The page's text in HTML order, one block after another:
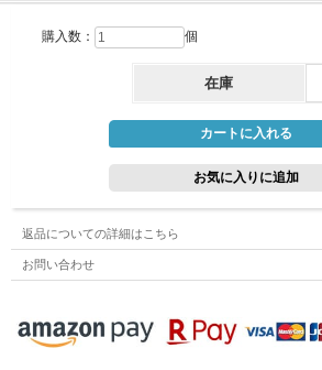
購入数： 個
在庫
返品についての詳細はこちら
お問い合わせ